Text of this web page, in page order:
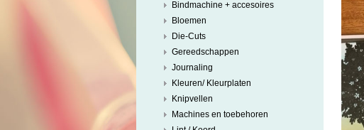
Bindmachine + accesoires
Bloemen
Die-Cuts
Gereedschappen
Journaling
Kleuren/ Kleurplaten
Knipvellen
Machines en toebehoren